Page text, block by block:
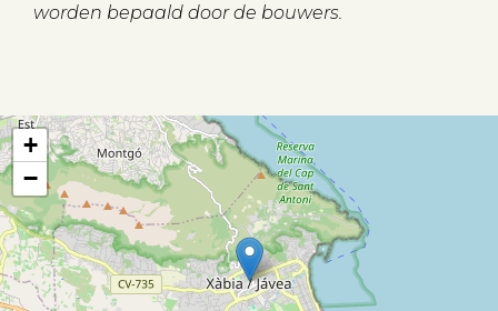
Aanbod
worden bepaald door de bouwers.
+
−